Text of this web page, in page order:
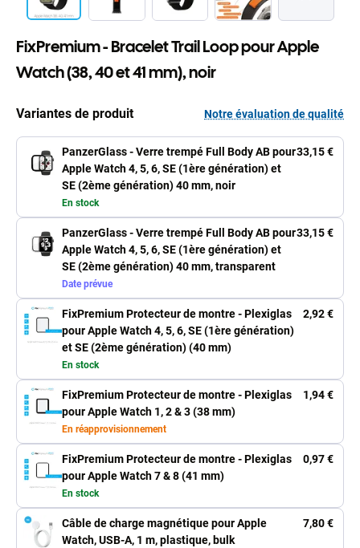
FixPremium - Bracelet Trail Loop pour Apple
Watch (38, 40 et 41 mm), noir
Variantes de produit Notre évaluation de qualité
PanzerGlass - Verre trempé Full Body AB pour
Apple Watch 4, 5, 6, SE (1ère génération) et
SE (2ème génération) 40 mm, noir
33,15 €
En stock
PanzerGlass - Verre trempé Full Body AB pour
Apple Watch 4, 5, 6, SE (1ère génération) et
SE (2ème génération) 40 mm, transparent
33,15 €
Date prévue
FixPremium Protecteur de montre - Plexiglas
pour Apple Watch 4, 5, 6, SE (1ère génération)
et SE (2ème génération) (40 mm)
2,92 €
En stock
FixPremium Protecteur de montre - Plexiglas
pour Apple Watch 1, 2 & 3 (38 mm)
1,94 €
En réapprovisionnement
FixPremium Protecteur de montre - Plexiglas
pour Apple Watch 7 & 8 (41 mm)
0,97 €
En stock
Câble de charge magnétique pour Apple
Watch, USB-A, 1 m, plastique, bulk
7,80 €